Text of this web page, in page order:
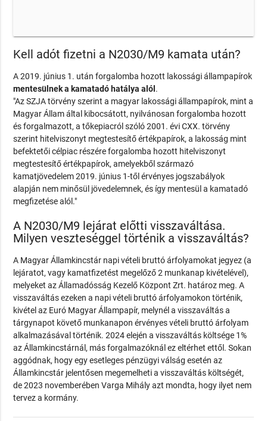
Kell adót fizetni a N2030/M9 kamata után?
A 2019. június 1. után forgalomba hozott lakossági állampapírok
mentesülnek a kamatadó hatálya alól .
"Az SZJA törvény szerint a magyar lakossági állampapírok, mint a
Magyar Állam által kibocsátott, nyilvánosan forgalomba hozott
és forgalmazott, a tőkepiacról szóló 2001. évi CXX. törvény
szerint hitelviszonyt megtestesítő értékpapírok, a lakosság mint
befektetői célpiac részére forgalomba hozott hitelviszonyt
megtestesítő értékpapírok, amelyekből származó
kamatjövedelem 2019. június 1-től érvényes jogszabályok
alapján nem minősül jövedelemnek, és így mentesül a kamatadó
megfizetése alól."
A N2030/M9 lejárat előtti visszaváltása.
Milyen veszteséggel történik a visszaváltás?
A Magyar Államkincstár napi vételi bruttó árfolyamokat jegyez (a
lejáratot, vagy kamatfizetést megelőző 2 munkanap kivételével),
melyeket az Államadósság Kezelő Központ Zrt. határoz meg. A
visszaváltás ezeken a napi vételi bruttó árfolyamokon történik,
kivétel az Euró Magyar Állampapír, melynél a visszaváltás a
tárgynapot követő munkanapon érvényes vételi bruttó árfolyam
alkalmazásával történik. 2024 elején a visszaváltás költsége 1%
az Államkincstárnál, más forgalmazóknál ez eltérhet ettől. Sokan
aggódnak, hogy egy esetleges pénzügyi válság esetén az
Államkincstár jelentősen megemelheti a visszaváltás költségét,
de 2023 novemberében Varga Mihály azt mondta, hogy ilyet nem
tervez a kormány.